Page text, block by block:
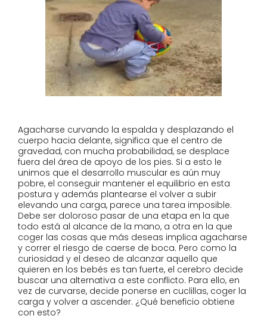
Agacharse curvando la espalda y desplazando el
cuerpo hacia delante, significa que el centro de
gravedad, con mucha probabilidad, se desplace
fuera del área de apoyo de los pies. Si a esto le
unimos que el desarrollo muscular es aún muy
pobre, el conseguir mantener el equilibrio en esta
postura y además plantearse el volver a subir
elevando una carga, parece una tarea imposible.
Debe ser doloroso pasar de una etapa en la que
todo está al alcance de la mano, a otra en la que
coger las cosas que más deseas implica agacharse
y correr el riesgo de caerse de boca. Pero como la
curiosidad y el deseo de alcanzar aquello que
quieren en los bebés es tan fuerte, el cerebro decide
buscar una alternativa a este conflicto. Para ello, en
vez de curvarse, decide ponerse en cuclillas, coger la
carga y volver a ascender. ¿Qué beneficio obtiene
con esto?